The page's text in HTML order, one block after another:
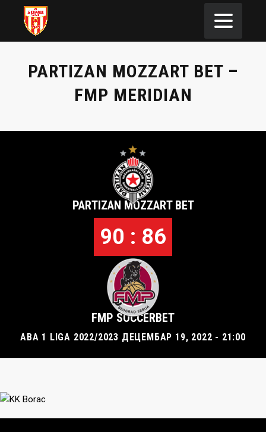
PARTIZAN MOZZART BET –
FMP MERIDIAN
PARTIZAN MOZZART BET
90 : 86
FMP SOCCERBET
ABA 1 LIGA 2022/2023 ДЕЦЕМБАР 19, 2022 - 21:00